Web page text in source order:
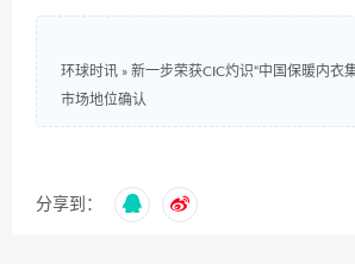
环球时讯 » 新一步荣获CIC灼识“中国保暖内衣
市场地位确认
分享到：